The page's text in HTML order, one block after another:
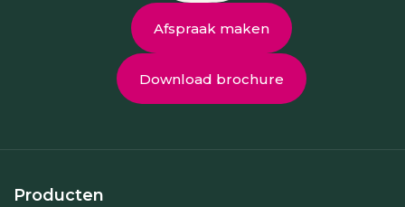
Afspraak maken
Download brochure
Producten